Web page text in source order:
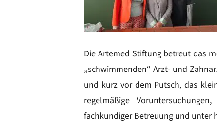
Die Artemed Stiftung betreut das
„schwimmenden“ Arzt- und
und kurz vor dem Putsch, das
regelmäßige
fachkundiger Betreuung und unter